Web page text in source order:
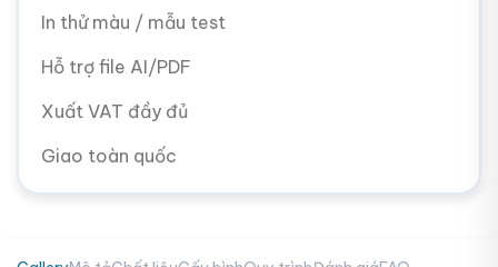
In thử màu / mẫu test
Hỗ trợ file AI/PDF
Xuất VAT đầy đủ
Giao toàn quốc